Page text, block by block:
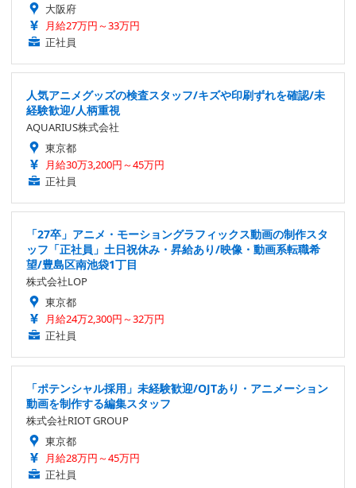
大阪府
月給27万円～33万円
正社員
人気アニメグッズの検査スタッフ/キズや印刷ずれを確認/未
経験歓迎/人柄重視
AQUARIUS株式会社
東京都
月給30万3,200円～45万円
正社員
「27卒」アニメ・モーショングラフィックス動画の制作スタ
ッフ「正社員」土日祝休み・昇給あり/映像・動画系転職希
望/豊島区南池袋1丁目
株式会社LOP
東京都
月給24万2,300円～32万円
正社員
「ポテンシャル採用」未経験歓迎/OJTあり・アニメーション
動画を制作する編集スタッフ
株式会社RIOT GROUP
東京都
月給28万円～45万円
正社員